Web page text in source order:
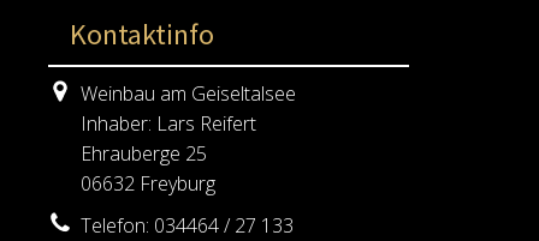
Kontaktinfo
Weinbau am Geiseltalsee
Inhaber: Lars Reifert
Ehrauberge 25
06632 Freyburg
Telefon: 034464 / 27 133